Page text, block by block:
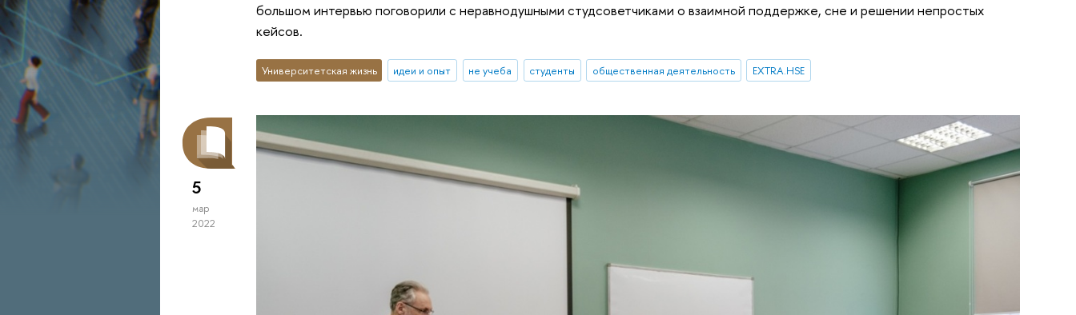
большом интервью поговорили с неравнодушными студсоветчиками о взаимной поддержке, сне и решении непростых
кейсов.
Университетская жизнь идеи и опыт не учеба студенты общественная деятельность EXTRA.HSE
5
мар
2022